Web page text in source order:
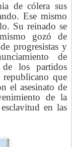
de cólera sus
Ese mismo
Su reinado se
gozó de
progresistas y
de
los partidos
que
el asesinato de
de la
en las